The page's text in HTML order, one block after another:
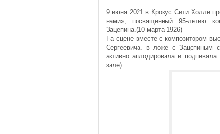
9 июня 2021 в Крокус Сити Холле
нами», посвященный 95-летию
Зацепина.(10 марта 1926)
На сцене вместе с композитором
Сергеевича. в ложе с Зацепиным
активно аплодировала и
зале)